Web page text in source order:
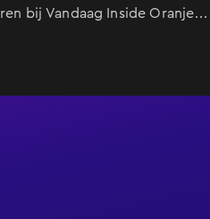
bij Vandaag Inside Oranje
elftal kiezen.